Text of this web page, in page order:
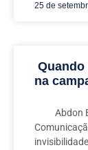
25 de
na
Abdon